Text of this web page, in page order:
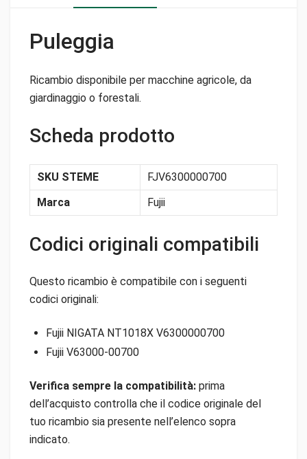
Puleggia
Ricambio disponibile per macchine agricole, da
giardinaggio o forestali.
Scheda prodotto
SKU STEME
FJV6300000700
Marca
Fujii
Codici originali compatibili
Questo ricambio è compatibile con i seguenti
codici originali:
Fujii NIGATA NT1018X V6300000700
Fujii V63000-00700
Verifica sempre la compatibilità: prima
dell’acquisto controlla che il codice originale del
tuo ricambio sia presente nell’elenco sopra
indicato.